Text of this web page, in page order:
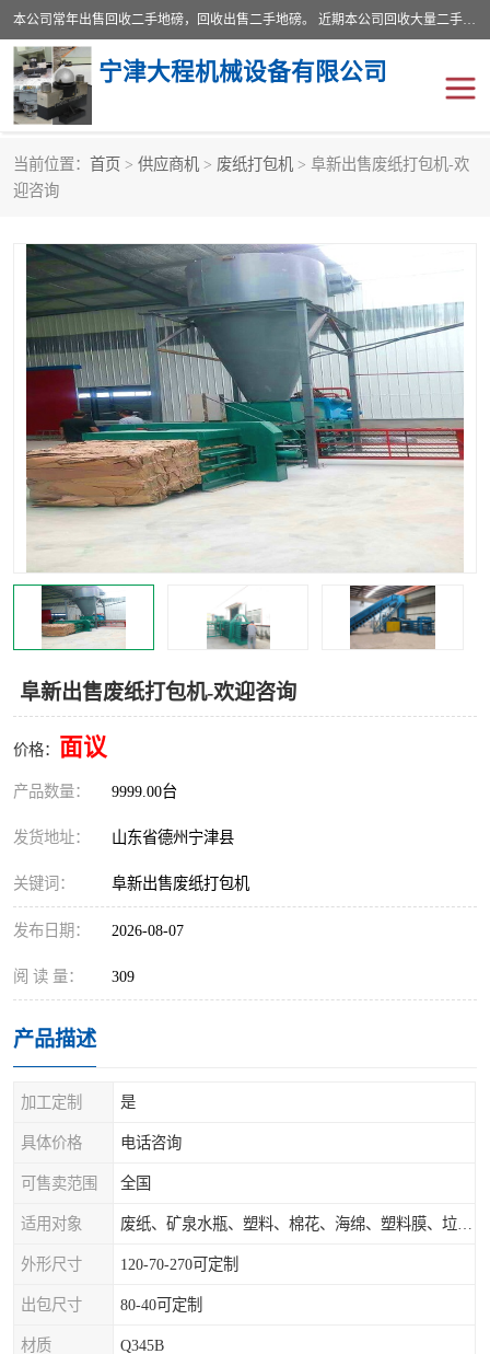
本公司常年出售回收二手地磅，回收出售二手地磅。 近期本公司回收大量二手地磅，型号齐全，宽度从2米到3.5米，长度5米到25米，承重吨位从10到200吨，成色7—9成新。 ? 使用年限6个月至2年，产品来源于个人闲置品，工矿企业停用品，因小换大而来。 精准度和新的一样， 二手地磅是内行人的选择，打个电话就省钱朋友您好等什么
宁津大程机械设备有限公司
当前位置： 首页 > 供应商机 > 废纸打包机 > 阜新出售废纸打包机-欢
迎咨询
阜新出售废纸打包机-欢迎咨询
价格： 面议
产品数量： 9999.00台
发货地址： 山东省德州宁津县
关键词： 阜新出售废纸打包机
发布日期： 2026-08-07
阅 读 量： 309
产品描述
加工定制 是
具体价格 电话咨询
可售卖范围 全国
适用对象
外形尺寸 120-70-270可定制
出包尺寸 80-40可定制
材质 Q345B
地磅
地磅传感器 废纸打包机
烘干机 食品烘干机
装载机电子秤 输送机
半自动输送机 全自动输送机
冷却塔 食品螺旋塔
撕碎机 木材撕碎机
塑料撕碎机